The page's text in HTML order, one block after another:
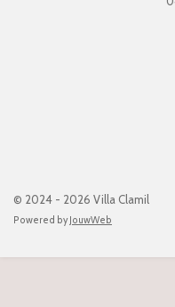
© 2024 - 2026 Villa Clamil
Powered byJouwWeb